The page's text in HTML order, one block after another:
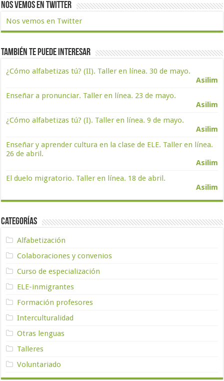
Nos vemos en Twitter
Nos vemos en Twitter
También te puede interesar
¿Cómo alfabetizas tú? (II). Taller en línea. 30 de mayo.
Asilim
Enseñar a pronunciar. Taller en línea. 23 de mayo.
Asilim
¿Cómo alfabetizas tú? (I). Taller en línea. 9 de mayo.
Asilim
Enseñar y aprender cultura en la clase de ELE. Taller en línea.
26 de abril.
Asilim
El duelo migratorio. Taller en línea. 18 de abril.
Asilim
Categorías
Alfabetización
Colaboraciones y convenios
Curso de especialización
ELE-inmigrantes
Formación profesores
Interculturalidad
Otras lenguas
Talleres
Voluntariado